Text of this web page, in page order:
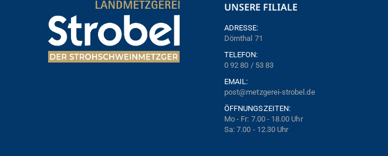
UNSERE FILIALE
ADRESSE:
Dörnthal 71
TELEFON:
0 92 80 / 53 83
EMAIL:
post@metzgerei-strobel.de
ÖFFNUNGSZEITEN:
Mo - Fr: 7.00 - 18.00 Uhr
Sa: 7.00 - 12.30 Uhr